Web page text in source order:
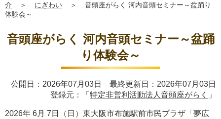
介
＞ にぎわい ＞
音頭座がらく 河内音頭セミナー～盆踊り
体験会～
音頭座がらく 河内音頭セミナー～盆踊
り体験会～
公開日：2026年07月03日 最終更新日：2026年07月03日
登録元：「 特定非営利活動法人音頭座がらく 」
2026年 6月 7日（日）東大阪市布施駅前市民プラザ「夢広